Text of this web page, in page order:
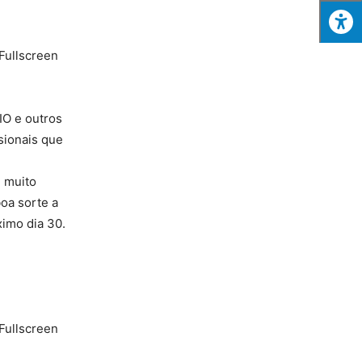
e outros
que
muito
sorte a
dia 30.